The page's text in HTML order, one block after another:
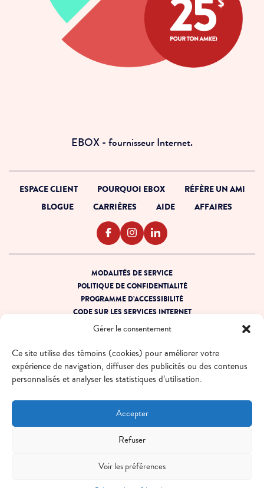
Gérer le consentement
Ce site utilise des témoins (cookies) pour améliorer votre
expérience de navigation, diffuser des publicités ou des contenus
personnalisés et analyser les statistiques d’utilisation.
Accepter
Refuser
Voir les préférences
EBOX - fournisseur Internet.
ESPACE CLIENT POURQUOI EBOX
RÉFÈRE UN AMI
BLOGUE
CARRIÈRES AIDE AFFAIRES
MODALITÉS DE SERVICE
POLITIQUE DE CONFIDENTIALITÉ
PROGRAMME D’ACCESSIBILITÉ
CODE SUR LES SERVICES INTERNET
PRÊT POUR LA PANNE
© 2026 EBOX. Tous droits réservés.
QUÉBEC - FRQUÉBEC - ENONTARIO - FRONTARIO - EN